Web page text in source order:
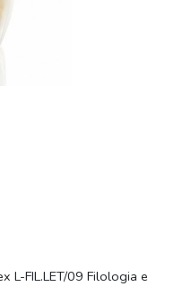
L-FIL.LET/09 Filologia e